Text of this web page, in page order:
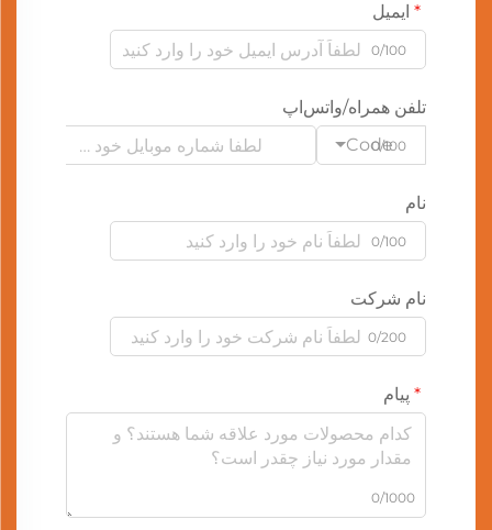
ایمیل
0/100
تلفن همراه/واتس‌اپ
Code
0/100
نام
0/100
نام شرکت
0/200
پیام
0/1000